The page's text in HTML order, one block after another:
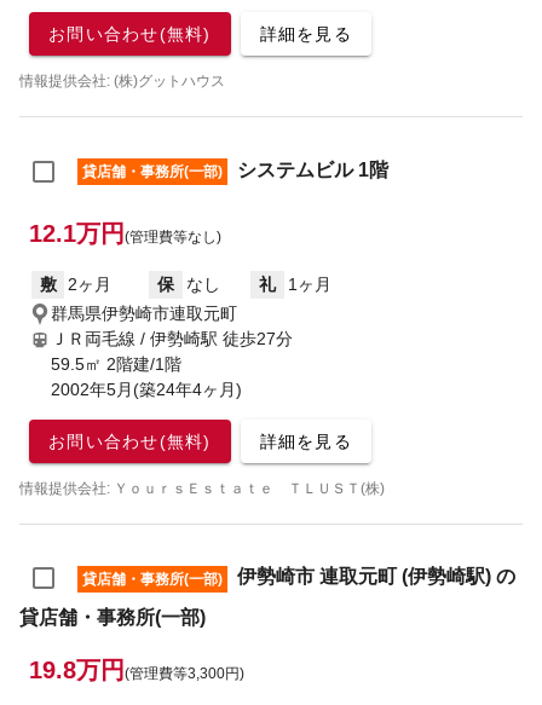
お問い合わせ(無料) 詳細を見る
情報提供会社: (株)グットハウス
貸店舗・事務所(一部) システムビル 1階
12.1万円 (管理費等なし)
敷 2ヶ月 保 なし 礼
1ヶ月
群馬県伊勢崎市連取元町
ＪＲ両毛線 / 伊勢崎駅 徒歩27分
59.5㎡ 2階建/1階
2002年5月(築24年4ヶ月)
お問い合わせ(無料) 詳細を見る
情報提供会社: ＹｏｕｒｓＥｓｔａｔｅ ＴＬＵＳＴ(株)
貸店舗・事務所(一部)
伊勢崎市 連取元町 (伊勢崎駅) の
貸店舗・事務所(一部)
19.8万円 (管理費等3,300円)